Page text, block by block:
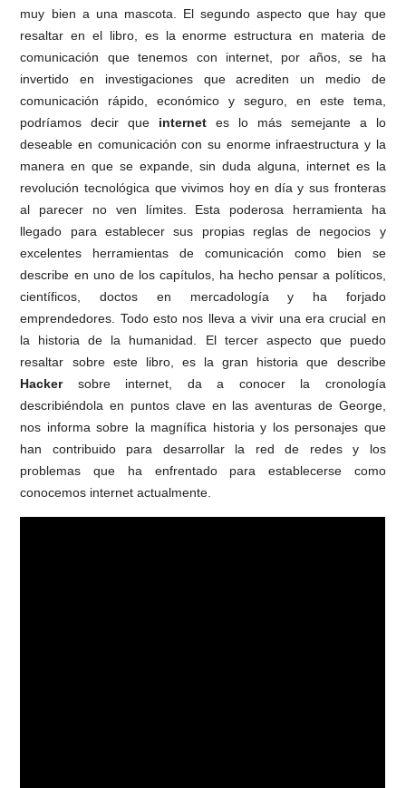
muy bien a una mascota. El segundo aspecto que hay que
resaltar en el libro, es la enorme estructura en materia de
comunicación que tenemos con internet, por años, se ha
invertido en investigaciones que acrediten un medio de
comunicación rápido, económico y seguro, en este tema,
podríamos decir que internet es lo más semejante a lo
deseable en comunicación con su enorme infraestructura y la
manera en que se expande, sin duda alguna, internet es la
revolución tecnológica que vivimos hoy en día y sus fronteras
al parecer no ven límites. Esta poderosa herramienta ha
llegado para establecer sus propias reglas de negocios y
excelentes herramientas de comunicación como bien se
describe en uno de los capítulos, ha hecho pensar a políticos,
científicos, doctos en mercadología y ha forjado
emprendedores. Todo esto nos lleva a vivir una era crucial en
la historia de la humanidad. El tercer aspecto que puedo
resaltar sobre este libro, es la gran historia que describe
Hackersobre internet, da a conocer la cronología
describiéndola en puntos clave en las aventuras de George,
nos informa sobre la magnífica historia y los personajes que
han contribuido para desarrollar la red de redes y los
problemas que ha enfrentado para establecerse como
conocemos internet actualmente.